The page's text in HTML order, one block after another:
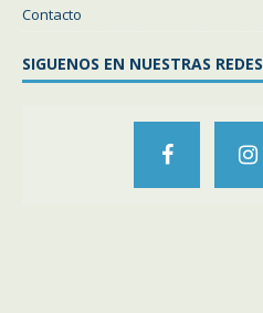
Contacto
SIGUENOS EN NUESTRAS REDES